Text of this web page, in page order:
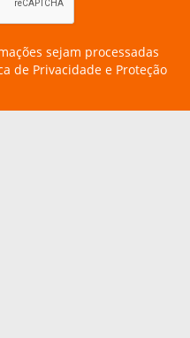
sejam processadas
de Privacidade e Proteção